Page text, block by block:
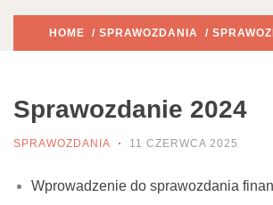
HOME / SPRAWOZDANIA /
Sprawozdanie 2024
SPRAWOZDANIA 11 CZERWCA 2025
Wprowadzenie do sprawozdania